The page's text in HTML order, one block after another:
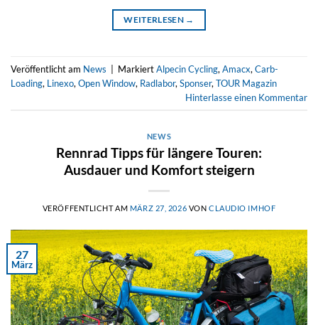
WEITERLESEN →
Veröffentlicht am News MarkiertAlpecin Cycling, Amacx, Carb-
Loading, Linexo, Open Window, Radlabor, Sponser, TOUR Magazin
Hinterlasse einen Kommentar
NEWS
Rennrad Tipps für längere Touren:
Ausdauer und Komfort steigern
VERÖFFENTLICHT AM MÄRZ 27, 2026 VON CLAUDIO IMHOF
27
März